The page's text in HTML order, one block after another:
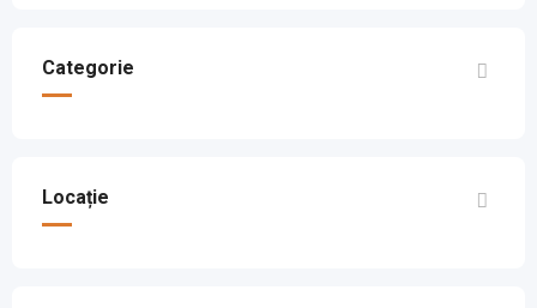
Categorie
Locație